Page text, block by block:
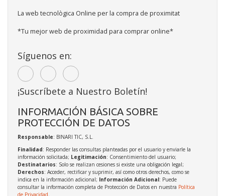
La web tecnològica Online per la compra de proximitat
*Tu mejor web de proximidad para comprar online*
Síguenos en:
¡Suscríbete a Nuestro Boletín!
INFORMACIÓN BÁSICA SOBRE
PROTECCIÓN DE DATOS
Responsable: BINARI TIC, S.L.
Finalidad: Responder las consultas planteadas por el usuario y enviarle la
información solicitada; Legitimación: Consentimiento del usuario;
Destinatarios: Solo se realizan cesiones si existe una obligación legal;
Derechos: Acceder, rectificar y suprimir, así como otros derechos, como se
indica en la información adicional; Información Adicional: Puede
consultar la información completa de Protección de Datos en nuestra Política
de Privacidad.